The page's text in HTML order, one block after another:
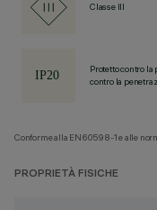
Classe III
Protetto contro
contro la
Conforme alla EN60598-1 e alle
PROPRIETÀ FISICHE